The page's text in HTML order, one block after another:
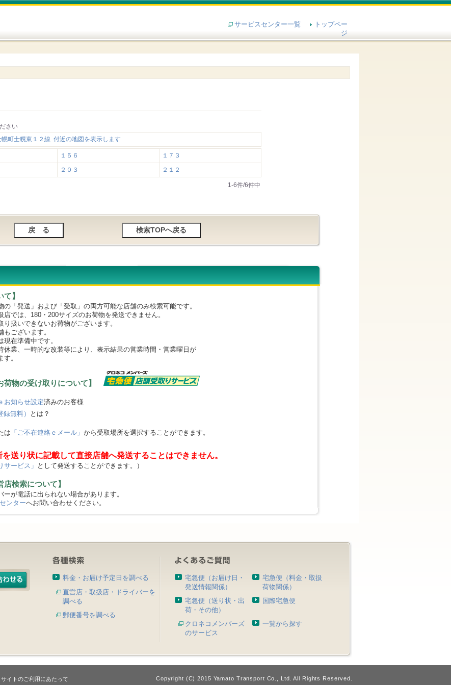
サービスセンター一覧
トップペー
ジ
さい
町士幌東１２線 付近の地図を表示します
１５６
１７３
２０３ ２１２
1-6件/6件中
】
「発送」および「受取」の両方可能な店舗のみ検索可能です。
は、180・200サイズのお荷物を発送できません。
いできないお荷物がございます。
ございます。
在準備中です。
業、一時的な改装等により、表示結果の営業時間・営業曜日が
。
荷物の受け取りについて】
お知らせ設定済みのお客様
無料）
とは？
は 「ご不在連絡ｅメール」 から受取場所を選択することができます。
送り状に記載して直接店舗へ発送することはできません。
サービス」 として発送することができます。）
店検索について】
が電話に出られない場合があります。
ンターへお問い合わせください。
料金・お届け予定日を調べる
直営店・取扱店・ドライバーを
調べる
郵便番号を調べる
宅急便（お届け日・
発送情報関係）
宅急便（料金・取扱
荷物関係）
宅急便（送り状・出
荷・その他）
国際宅急便
クロネコメンバーズ
のサービス
一覧から探す
サイトのご利用にあたって Copyright (C) 2015 Yamato Transport Co., Ltd. All Rights Reserved.